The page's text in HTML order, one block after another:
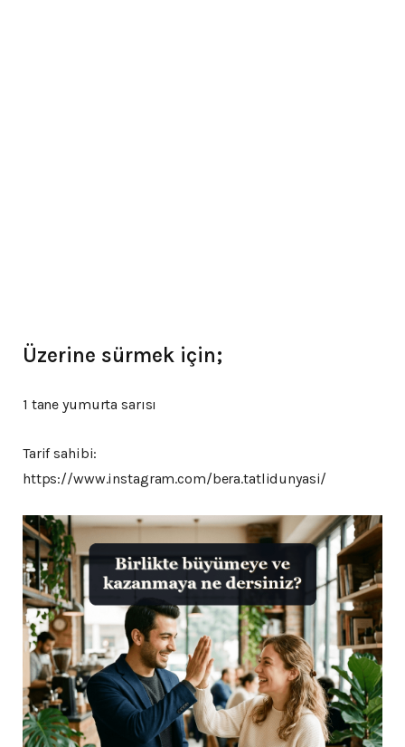
Üzerine sürmek için;
1 tane yumurta sarısı
Tarif sahibi:
https://www.instagram.com/bera.tatlidunyasi/